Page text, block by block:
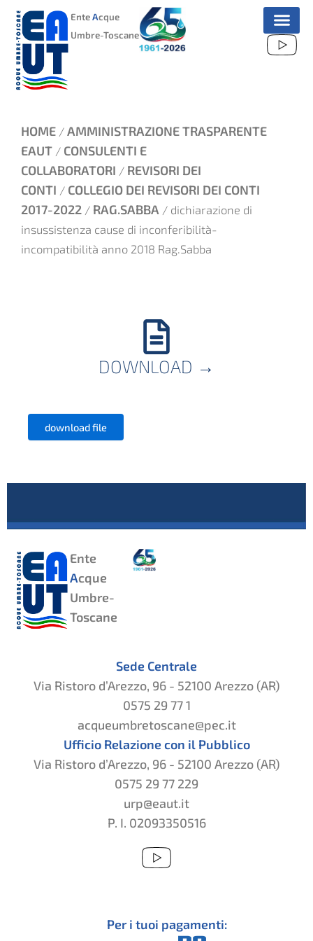
VAI
CONTENUTO
EnteAcque
Umbre-Toscane
HOME / AMMINISTRAZIONE TRASPARENTE
EAUT / CONSULENTI E
COLLABORATORI / REVISORI DEI
CONTI / COLLEGIO DEI REVISORI DEI CONTI
2017-2022 / RAG.SABBA / dichiarazione di
insussistenza cause di inconferibilità-
incompatibilità anno 2018 Rag.Sabba
DOWNLOAD →
download file
Ente
Acque
Umbre-
Toscane
Sede Centrale
Via Ristoro d’Arezzo, 96 - 52100 Arezzo (AR)
0575 29 77 1
acqueumbretoscane@pec.it
Ufficio Relazione con il Pubblico
Via Ristoro d’Arezzo, 96 - 52100 Arezzo (AR)
0575 29 77 229
urp@eaut.it
P. I. 02093350516
Per i tuoi pagamenti: